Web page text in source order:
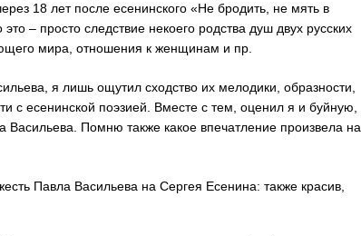
18 лет после есенинского «Не бродить, не мять в
– просто следствие некоего родства душ двух русских
мира, отношения к женщинам и пр.
я лишь ощутил сходство их мелодики, образности,
с есенинской поэзией. Вместе с тем, оценил я и буйную,
Васильева. Помню также какое впечатление произвела на
Павла Васильева на Сергея Есенина: также красив,